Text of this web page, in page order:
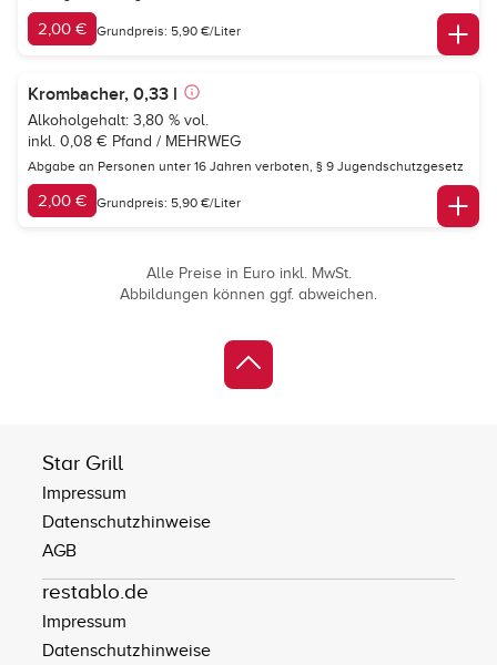
2,00 € Grundpreis: 5,90 €/Liter
Krombacher, 0,33 l
Alkoholgehalt: 3,80 % vol.
inkl. 0,08 € Pfand / MEHRWEG
Abgabe an Personen unter 16 Jahren verboten, § 9 Jugendschutzgesetz
2,00 € Grundpreis: 5,90 €/Liter
Alle Preise in Euro inkl. MwSt.
Abbildungen können ggf. abweichen.
Star Grill
Impressum
Datenschutzhinweise
AGB
restablo.de
Impressum
Datenschutzhinweise